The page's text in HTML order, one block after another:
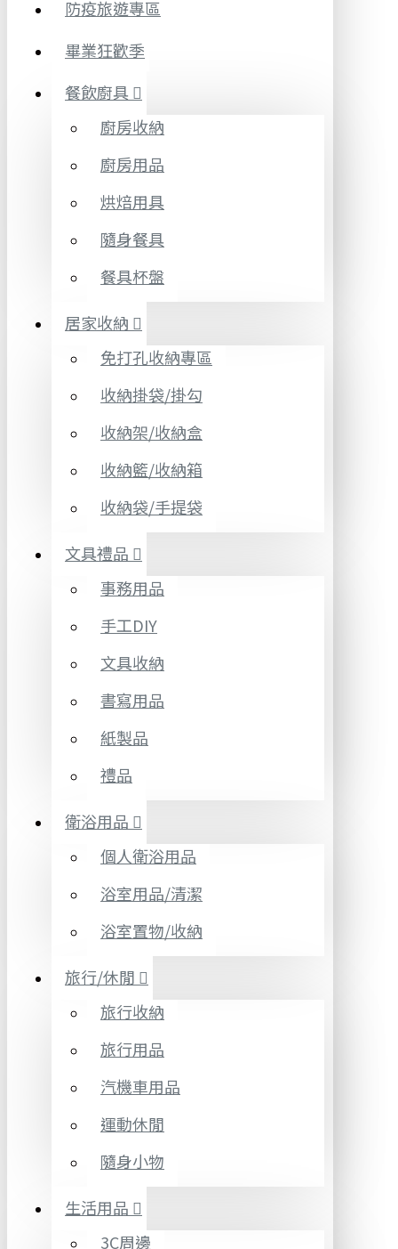
防疫旅遊專區
畢業狂歡季
餐飲廚具
廚房收納
廚房用品
烘焙用具
隨身餐具
餐具杯盤
居家收納
免打孔收納專區
收納掛袋/掛勾
收納架/收納盒
收納籃/收納箱
收納袋/手提袋
文具禮品
事務用品
手工DIY
文具收納
書寫用品
紙製品
禮品
衛浴用品
個人衛浴用品
浴室用品/清潔
浴室置物/收納
旅行/休閒
旅行收納
旅行用品
汽機車用品
運動休閒
隨身小物
生活用品
3C周邊